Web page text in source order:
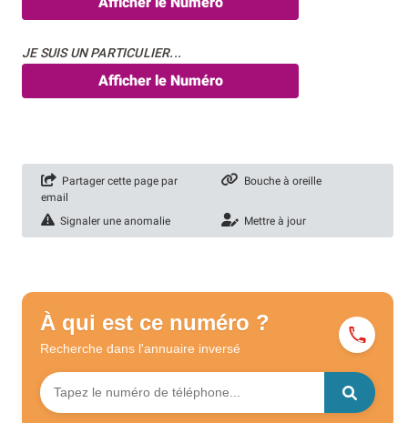
JE SUIS UN PARTICULIER...
Afficher le Numéro
Partager cette page par
email
Bouche à oreille
Signaler une anomalie Mettre à jour
À qui est ce numéro ?
Recherche dans l'annuaire inversé